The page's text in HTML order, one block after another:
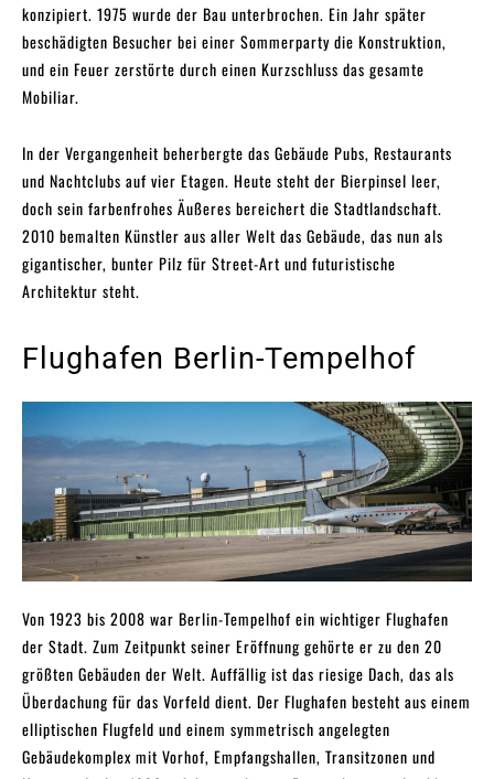
konzipiert. 1975 wurde der Bau unterbrochen. Ein Jahr später
beschädigten Besucher bei einer Sommerparty die Konstruktion,
und ein Feuer zerstörte durch einen Kurzschluss das gesamte
Mobiliar.
In der Vergangenheit beherbergte das Gebäude Pubs, Restaurants
und Nachtclubs auf vier Etagen. Heute steht der Bierpinsel leer,
doch sein farbenfrohes Äußeres bereichert die Stadtlandschaft.
2010 bemalten Künstler aus aller Welt das Gebäude, das nun als
gigantischer, bunter Pilz für Street-Art und futuristische
Architektur steht.
Flughafen Berlin-Tempelhof
Von 1923 bis 2008 war Berlin-Tempelhof ein wichtiger Flughafen
der Stadt. Zum Zeitpunkt seiner Eröffnung gehörte er zu den 20
größten Gebäuden der Welt. Auffällig ist das riesige Dach, das als
Überdachung für das Vorfeld dient. Der Flughafen besteht aus einem
elliptischen Flugfeld und einem symmetrisch angelegten
Gebäudekomplex mit Vorhof, Empfangshallen, Transitzonen und